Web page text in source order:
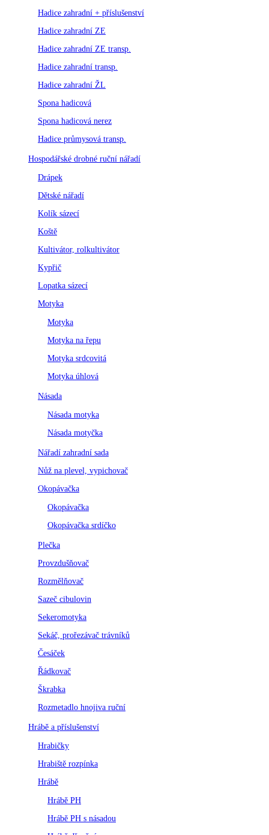
Hadice zahradní + příslušenství
Hadice zahradní ZE
Hadice zahradní ZE transp.
Hadice zahradní transp.
Hadice zahradní ŽL
Spona hadicová
Spona hadicová nerez
Hadice průmysová transp.
Hospodářské drobné ruční nářadí
Drápek
Dětské nářadí
Kolík sázecí
Koště
Kultivátor, rolkultivátor
Kypřič
Lopatka sázecí
Motyka
Motyka
Motyka na řepu
Motyka srdcovitá
Motyka úhlová
Násada
Násada motyka
Násada motyčka
Nářadí zahradní sada
Nůž na plevel, vypichovač
Okopávačka
Okopávačka
Okopávačka srdíčko
Plečka
Provzdušňovač
Rozmělňovač
Sazeč cibulovin
Sekeromotyka
Sekáč, prořezávač trávníků
Česáček
Řádkovač
Škrabka
Rozmetadlo hnojiva ruční
Hrábě a příslušenství
Hrabičky
Hrabiště rozpínka
Hrábě
Hrábě PH
Hrábě PH s násadou